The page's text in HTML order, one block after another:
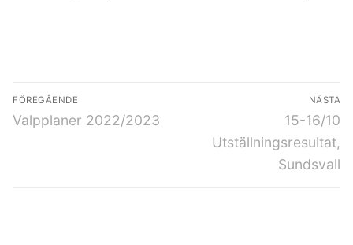
FÖREGÅENDE
Valpplaner 2022/2023
NÄSTA
15-16/10
Utställningsresultat,
Sundsvall